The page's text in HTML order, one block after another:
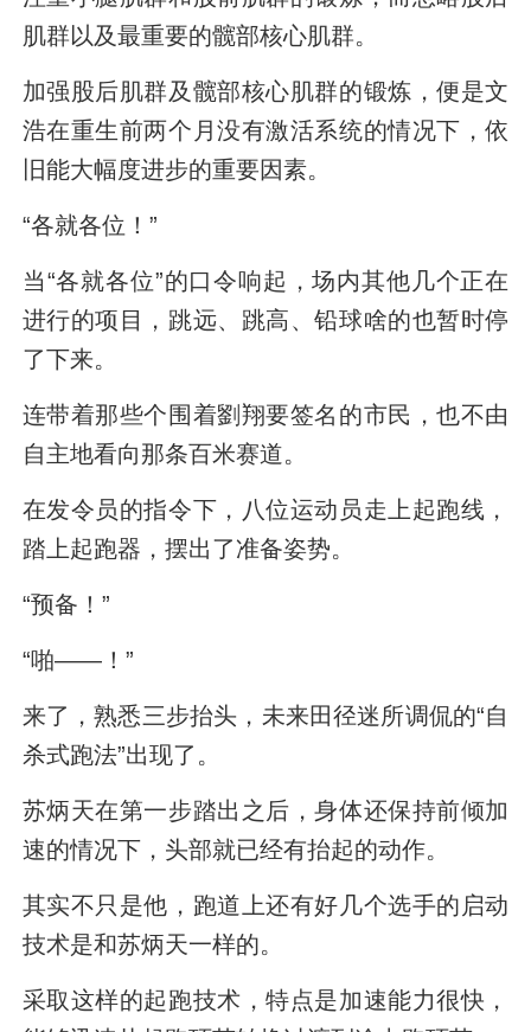
肌群以及最重要的髋部核心肌群。
加强股后肌群及髋部核心肌群的锻炼，便是文
浩在重生前两个月没有激活系统的情况下，依
旧能大幅度进步的重要因素。
“各就各位！”
当“各就各位”的口令响起，场内其他几个正在
进行的项目，跳远、跳高、铅球啥的也暂时停
了下来。
连带着那些个围着劉翔要签名的市民，也不由
自主地看向那条百米赛道。
在发令员的指令下，八位运动员走上起跑线，
踏上起跑器，摆出了准备姿势。
“预备！”
“啪——！”
来了，熟悉三步抬头，未来田径迷所调侃的“自
杀式跑法”出现了。
苏炳天在第一步踏出之后，身体还保持前倾加
速的情况下，头部就已经有抬起的动作。
其实不只是他，跑道上还有好几个选手的启动
技术是和苏炳天一样的。
采取这样的起跑技术，特点是加速能力很快，